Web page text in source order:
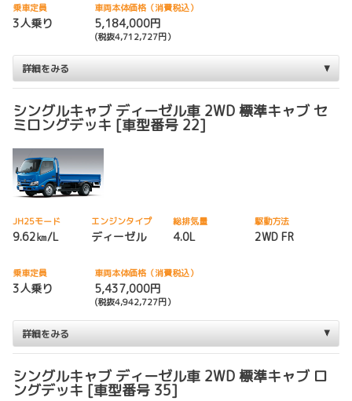
乗車定員
3人乗り
車両本体価格（消費税込）
5,184,000円
(税抜4,712,727円）
詳細をみる
シングルキャブ ディーゼル車 2WD 標準キャブ セ
ミロングデッキ [車型番号 22]
JH25モード
9.62㎞/L
エンジンタイプ
ディーゼル
総排気量
4.0L
駆動方法
2WD FR
乗車定員
3人乗り
車両本体価格（消費税込）
5,437,000円
(税抜4,942,727円）
詳細をみる
シングルキャブ ディーゼル車 2WD 標準キャブ ロ
ングデッキ [車型番号 35]